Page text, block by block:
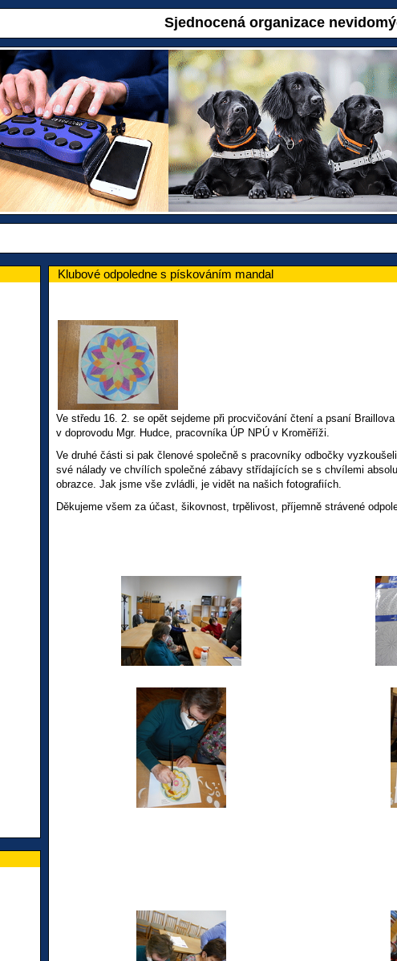
Sjednocená organizace
Klubové odpoledne s pískováním mandal
Ve středu 16. 2. se opět sejdeme při procvičování čtení a psaní
v doprovodu Mgr. Hudce, pracovníka ÚP NPÚ v Kroměříži.
Ve druhé části si pak členové společně s pracovníky odbočky
své nálady ve chvílích společné zábavy střídajících se s chvílemi
obrazce. Jak jsme vše zvládli, je vidět na našich fotografiích.
Děkujeme všem za účast, šikovnost, trpělivost, příjemně strávené